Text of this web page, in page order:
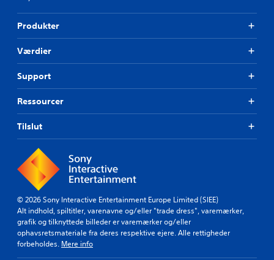
Produkter
Værdier
Support
Ressourcer
Tilslut
© 2026 Sony Interactive Entertainment Europe Limited (SIEE)
Alt indhold, spiltitler, varenavne og/eller "trade dress", varemærker,
grafik og tilknyttede billeder er varemærker og/eller
ophavsretsmateriale fra deres respektive ejere. Alle rettigheder
forbeholdes. Mere info